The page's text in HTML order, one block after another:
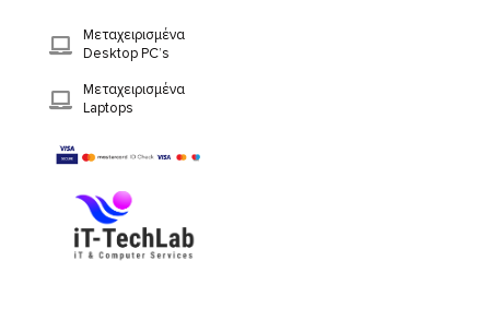
Μεταχειρισμένα
Desktop PC’s
Μεταχειρισμένα
Laptops